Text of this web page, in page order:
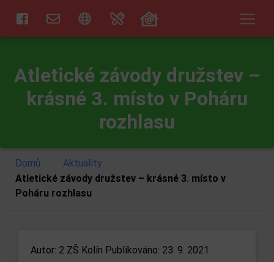
Atletické závody družstev –
krásné 3. místo v Poháru
rozhlasu
Domů Aktuality
Atletické závody družstev – krásné 3. místo v
Poháru rozhlasu
Autor: 2 ZŠ Kolín Publikováno: 23. 9. 2021